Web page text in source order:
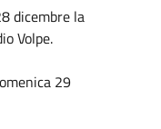
dicembre la
Volpe.
29